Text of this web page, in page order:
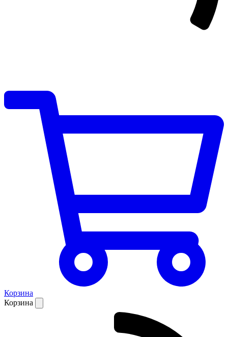
Корзина
Корзина